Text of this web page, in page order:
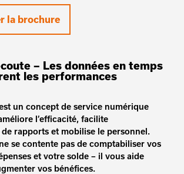
la brochure
– Les données en temps
les performances
un concept de service numérique
l’efficacité, facilite
de rapports et mobilise le personnel.
se contente pas de comptabiliser vos
et votre solde – il vous aide
vos bénéfices.